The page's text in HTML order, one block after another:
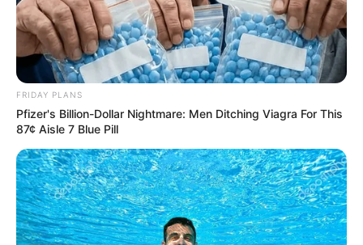
Μαύρη μέρα για την Εύβοια. Ένα νέο τραγικό
περιστατικό έρχεται να συγκλονίσει την
τοπική κοινωνία, λίγο μετά το προηγούμενο
χτύπημα στη Χαλκίδα. Οι πρώτες
πληροφορίες κόβουν την ανάσα. Δείτε το
ρεπορτάζ.
FRIDAY PLANS
Pfizer's Billion-Dollar Nightmare: Men Ditching Viagra For This
87¢ Aisle 7 Blue Pill